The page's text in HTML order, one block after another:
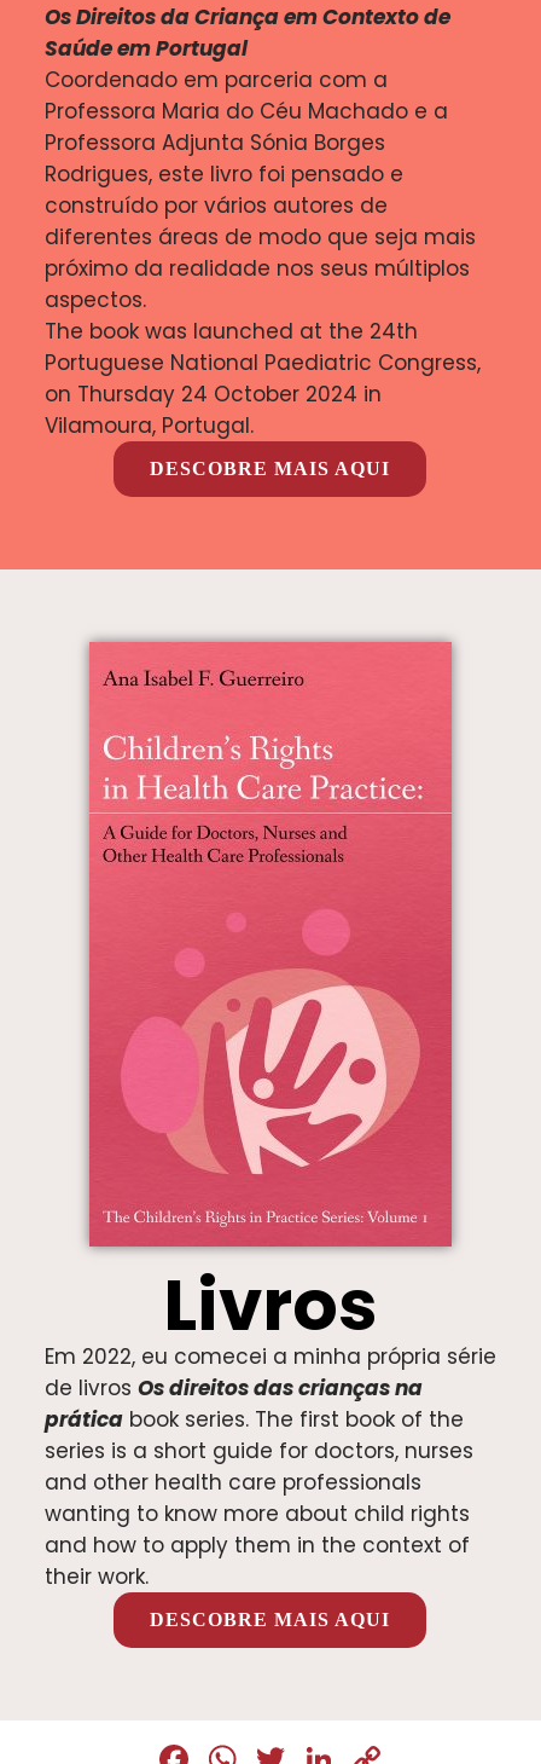
Os Direitos da Criança em Contexto de
Saúde em Portugal
Coordenado em parceria com a
Professora Maria do Céu Machado e a
Professora Adjunta Sónia Borges
Rodrigues, este livro foi pensado e
construído por vários autores de
diferentes áreas de modo que seja mais
próximo da realidade nos seus múltiplos
aspectos.
The book was launched at the 24th
Portuguese National Paediatric Congress,
on Thursday 24 October 2024 in
Vilamoura, Portugal.
DESCOBRE MAIS AQUI
Livros
Em 2022, eu comecei a minha própria série
de livros Os direitos das crianças na
práticabook series. The first book of the
series is a short guide for doctors, nurses
and other health care professionals
wanting to know more about child rights
and how to apply them in the context of
their work.
DESCOBRE MAIS AQUI